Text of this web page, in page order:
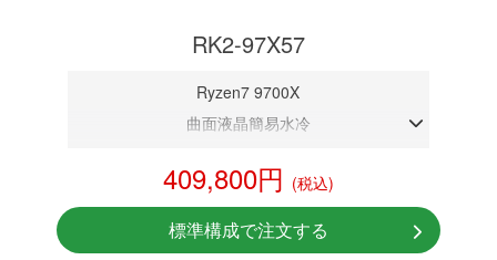
RK2-97X57
Ryzen7 9700X
曲面液晶簡易水冷
RTX 5070 12GB
NVMeSSD 1TB
無線LAN Bluetooth対応
409,800円 (税込)
標準構成で注文する